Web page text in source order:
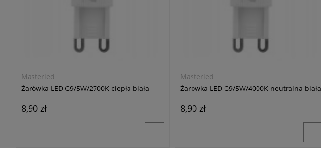
Masterled
Żarówka LED G9/5W/2700K ciepła biała
8,90 zł
Masterled
Żarówka LED G9/5W/4000K neutralna biała
8,90 zł